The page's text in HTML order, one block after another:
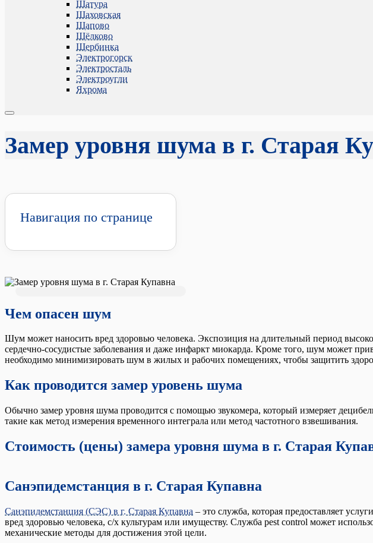
Шатура
Шаховская
Щапово
Щёлково
Щербинка
Электрогорск
Электросталь
Электроугли
Яхрома
Замер уровня шума в г. Старая
Навигация по странице
Чем опасен шум
Шум может наносить вред здоровью человека. Экспозиция на длительный период
сердечно-сосудистые заболевания и даже инфаркт миокарда. Кроме того, шум может
необходимо минимизировать шум в жилых и рабочих помещениях, чтобы защитить
Как проводится замер уровень шума
Обычно замер уровня шума проводится с помощью звукомера, который измеряет
такие как метод измерения временного интеграла или метод частотного взвешивания.
Стоимость (цены) замера уровня шума в г. Старая
Санэпидемстанция в г. Старая Купавна
Санэпидемстанция (СЭС) в г. Старая Купавна – это служба, которая предоставляет
вред здоровью человека, с/х культурам или имуществу. Служба pest control может
механические методы для достижения этой цели.